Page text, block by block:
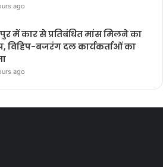
ago
में कार से प्रतिबंधित मांस मिलने का
विहिप-बजरंग दल कार्यकर्ताओं का
ago